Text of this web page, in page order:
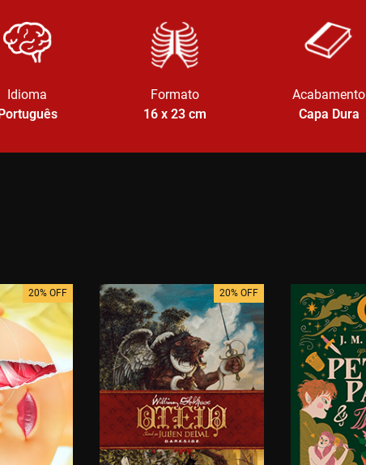
Idioma
Formato
16 x 23cm
Acabamento
Capa Dura
20% OFF 20% OFF